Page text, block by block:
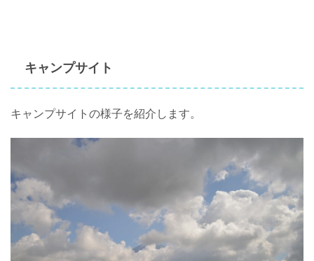
キャンプサイト
キャンプサイトの様子を紹介します。